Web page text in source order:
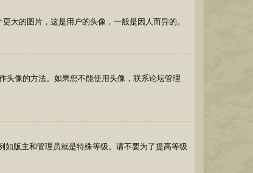
大的图片，这是用户的头像，一般是因人而异的。
头像的方法。如果您不能使用头像，联系论坛管理
版主和管理员就是特殊等级。请不要为了提高等级